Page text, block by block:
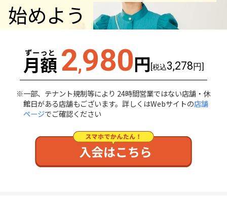
始めよう
ずーっと
月額 2,980円[税込3,278円]
一部、テナント規制等により 24時間営業ではない店舗・休
館日がある店舗もございます。詳しくはWebサイトの店舗
ページでご確認ください